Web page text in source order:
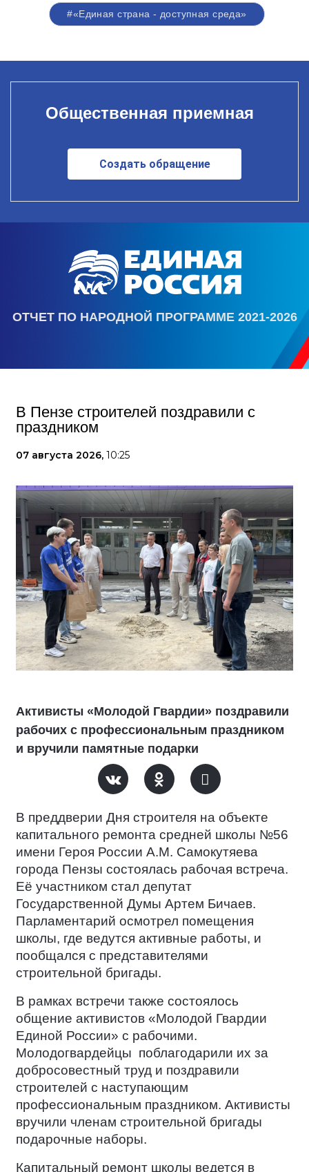
#«Единая страна - доступная среда»
Общественная приемная
Создать обращение
ОТЧЕТ ПО НАРОДНОЙ ПРОГРАММЕ 2021-2026
В Пензе строителей поздравили с
праздником
07 августа 2026, 10:25
Активисты «Молодой Гвардии» поздравили
рабочих с профессиональным праздником
и вручили памятные подарки
В преддверии Дня строителя на объекте
капитального ремонта средней школы №56
имени Героя России А.М. Самокутяева
города Пензы состоялась рабочая встреча.
Её участником стал депутат
Государственной Думы Артем Бичаев.
Парламентарий осмотрел помещения
школы, где ведутся активные работы, и
пообщался с представителями
строительной бригады.
В рамках встречи также состоялось
общение активистов «Молодой Гвардии
Единой России» с рабочими.
Молодогвардейцы поблагодарили их за
добросовестный труд и поздравили
строителей с наступающим
профессиональным праздником. Активисты
вручили членам строительной бригады
подарочные наборы.
Капитальный ремонт школы ведется в